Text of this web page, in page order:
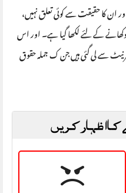
ان کا حقیقت سے کوئی تعلق نہیں،
کے لئے لکھا گیا ہے۔ اور اس
سے لی گئی ہیں جن ک جملہ حقوق
کا اظہار کریں